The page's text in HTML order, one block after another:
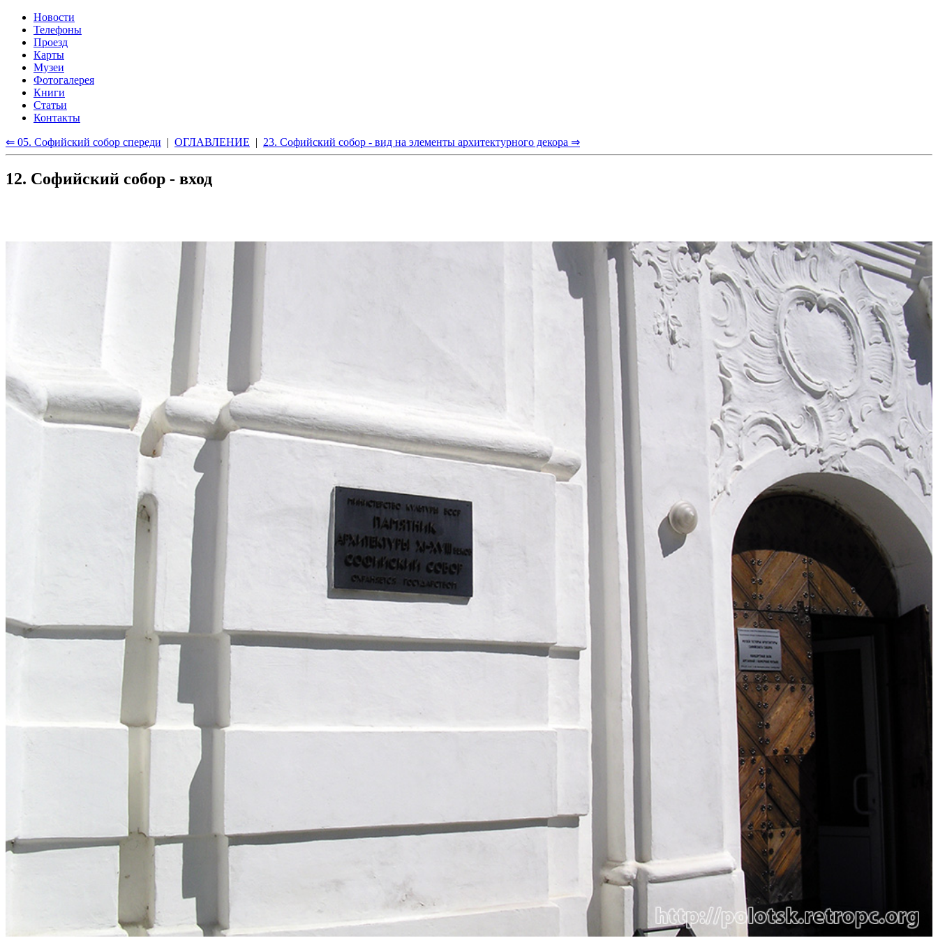
Новости
Телефоны
Проезд
Карты
Музеи
Фотогалерея
Книги
Статьи
Контакты
⇐ 05. Софийский собор спереди | ОГЛАВЛЕНИЕ | 23. Софийский собор - вид на элементы архитектурного декора ⇒
12. Софийский собор - вход